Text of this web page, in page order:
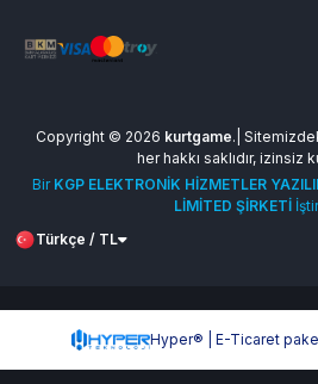
Copyright © 2026 kurtgame.|
her hakkı saklıdır, izinsiz
Bir KGP ELEKTRONİK HİZMETLER
LİMİTED ŞİRKETİ
Türkçe / TL
Hyper® | E-Ticaret